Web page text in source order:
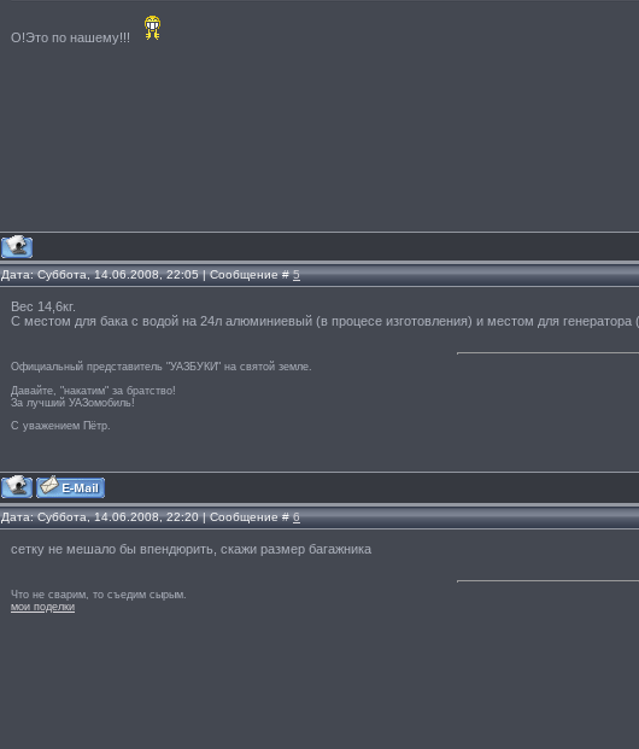
О!Это по нашему!!!
Дата: Суббота, 14.06.2008, 22:05 | Сообщение #5
Вес 14,6кг.
С местом для бака с водой на 24л алюминиевый (в процесе изготовления) и местом для генератора
Официальный представитель "УАЗБУКИ" на святой земле.
Давайте, "накатим" за братство!
За лучший УАЗомобиль!
С уважением Пётр.
Дата: Суббота, 14.06.2008, 22:20 | Сообщение #6
сетку не мешало бы впендюрить, скажи размер багажника
Что не сварим, то съедим сырым.
мои поделки